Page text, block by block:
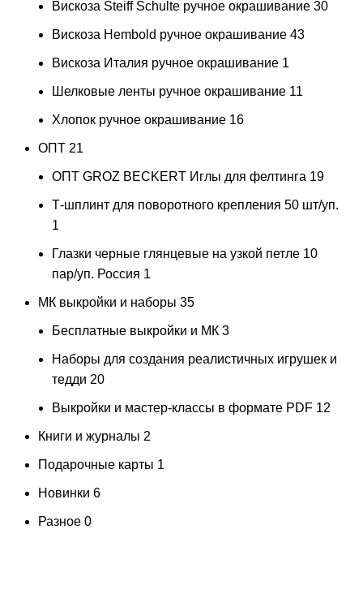
Вискоза Steiff Schulte ручное окрашивание 30
Вискоза Hembold ручное окрашивание 43
Вискоза Италия ручное окрашивание 1
Шелковые ленты ручное окрашивание 11
Хлопок ручное окрашивание 16
ОПТ 21
ОПТ GROZ BECKERT Иглы для фелтинга 19
Т-шплинт для поворотного крепления 50 шт/уп.
1
Глазки черные глянцевые на узкой петле 10
пар/уп. Россия 1
МК выкройки и наборы 35
Бесплатные выкройки и МК 3
Наборы для создания реалистичных игрушек и
тедди 20
Выкройки и мастер-классы в формате PDF 12
Книги и журналы 2
Подарочные карты 1
Новинки 6
Разное 0